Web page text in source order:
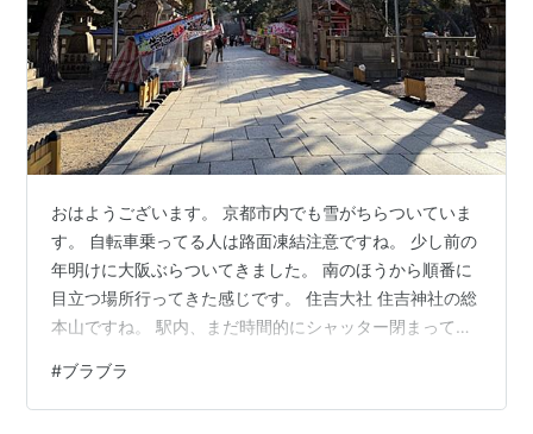
おはようございます。 京都市内でも雪がちらついていま
す。 自転車乗ってる人は路面凍結注意ですね。 少し前の
年明けに大阪ぶらついてきました。 南のほうから順番に
目立つ場所行ってきた感じです。 住吉大社 住吉神社の総
本山ですね。 駅内、まだ時間的にシャッター閉まってま
ました。 恥ずかしながら知らなかったぜ。 有名な赤い
橋。 昔の人はなんでこんな渡りづらい橋作ったのだろう
#ブラブラ